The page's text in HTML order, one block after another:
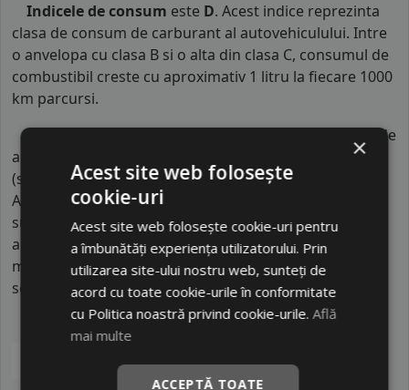
Indicele de consum este D. Acest indice reprezinta
clasa de consum de carburant al autovehiculului. Intre
o anvelopa cu clasa B si o alta din clasa C, consumul de
combustibil creste cu aproximativ 1 litru la fiecare 1000
km parcursi.
Indicele de aderenta
. Acest tip de
anvelope va avea o distanta de franare pe carosabil ud
(strat de apa intre 0.5 mm si 1.5 mm) cu 4 anvelope cu
ABS ruland cu 80 km/h, mai mare decat clasele
superioare. Intre o anvelopa din clasa de franare D si
alta din clasa E este o diferenta de aproximativ 4.5
metri, contribuind astfel, la o siguranta mai mare a
soferului si participantilor din trafic.
×
Acest site web folosește
cookie-uri
Acest site web folosește cookie-uri pentru
a îmbunătăți experiența utilizatorului. Prin
utilizarea site-ului nostru web, sunteți de
acord cu toate cookie-urile în conformitate
cu Politica noastră privind cookie-urile.Află
mai multe
ACCEPTĂ TOATE